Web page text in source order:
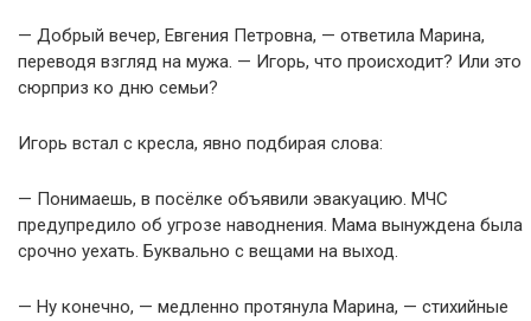
— Добрый вечер, Евгения Петровна, — ответила Марина,
переводя взгляд на мужа. — Игорь, что происходит? Или это
сюрприз ко дню семьи?
Игорь встал с кресла, явно подбирая слова:
— Понимаешь, в посёлке объявили эвакуацию. МЧС
предупредило об угрозе наводнения. Мама вынуждена была
срочно уехать. Буквально с вещами на выход.
— Ну конечно, — медленно протянула Марина, — стихийные